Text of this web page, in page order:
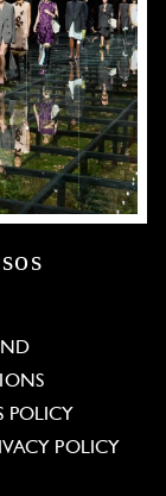
POLICY
POLICY